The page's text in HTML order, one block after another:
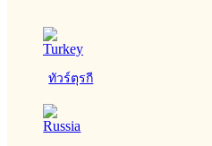
ทัวร์ตุรกี